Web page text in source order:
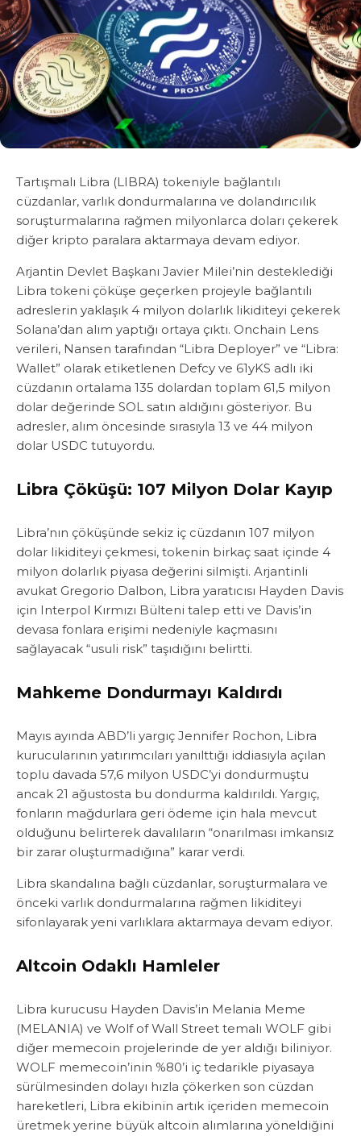
Tartışmalı Libra (LIBRA) tokeniyle bağlantılı
cüzdanlar, varlık dondurmalarına ve dolandırıcılık
soruşturmalarına rağmen milyonlarca doları çekerek
diğer kripto paralara aktarmaya devam ediyor.
Arjantin Devlet Başkanı Javier Milei’nin desteklediği
Libra tokeni çöküşe geçerken projeyle bağlantılı
adreslerin yaklaşık 4 milyon dolarlık likiditeyi çekerek
Solana’dan alım yaptığı ortaya çıktı. Onchain Lens
verileri, Nansen tarafından “Libra Deployer” ve “Libra:
Wallet” olarak etiketlenen Defcy ve 61yKS adlı iki
cüzdanın ortalama 135 dolardan toplam 61,5 milyon
dolar değerinde SOL satın aldığını gösteriyor. Bu
adresler, alım öncesinde sırasıyla 13 ve 44 milyon
dolar USDC tutuyordu.
Libra Çöküşü: 107 Milyon Dolar Kayıp
Libra’nın çöküşünde sekiz iç cüzdanın 107 milyon
dolar likiditeyi çekmesi, tokenin birkaç saat içinde 4
milyon dolarlık piyasa değerini silmişti. Arjantinli
avukat Gregorio Dalbon, Libra yaratıcısı Hayden Davis
için Interpol Kırmızı Bülteni talep etti ve Davis’in
devasa fonlara erişimi nedeniyle kaçmasını
sağlayacak “usuli risk” taşıdığını belirtti.
Mahkeme Dondurmayı Kaldırdı
Mayıs ayında ABD’li yargıç Jennifer Rochon, Libra
kurucularının yatırımcıları yanılttığı iddiasıyla açılan
toplu davada 57,6 milyon USDC’yi dondurmuştu
ancak 21 ağustosta bu dondurma kaldırıldı. Yargıç,
fonların mağdurlara geri ödeme için hala mevcut
olduğunu belirterek davalıların “onarılması imkansız
bir zarar oluşturmadığına” karar verdi.
Libra skandalına bağlı cüzdanlar, soruşturmalara ve
önceki varlık dondurmalarına rağmen likiditeyi
sifonlayarak yeni varlıklara aktarmaya devam ediyor.
Altcoin Odaklı Hamleler
Libra kurucusu Hayden Davis’in Melania Meme
(MELANIA) ve Wolf of Wall Street temalı WOLF gibi
diğer memecoin projelerinde de yer aldığı biliniyor.
WOLF memecoin’inin %80’i iç tedarikle piyasaya
sürülmesinden dolayı hızla çökerken son cüzdan
hareketleri, Libra ekibinin artık içeriden memecoin
üretmek yerine büyük altcoin alımlarına yöneldiğini